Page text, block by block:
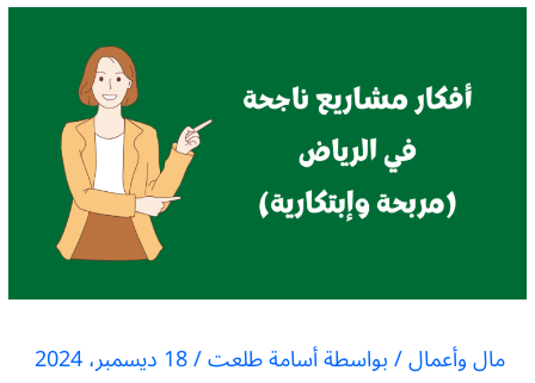
مال وأعمال/ بواسطةأسامة طلعت/18 ديسمبر، 2024